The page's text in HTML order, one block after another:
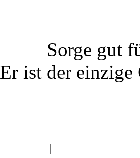
Sorge gut
Er ist der einzige